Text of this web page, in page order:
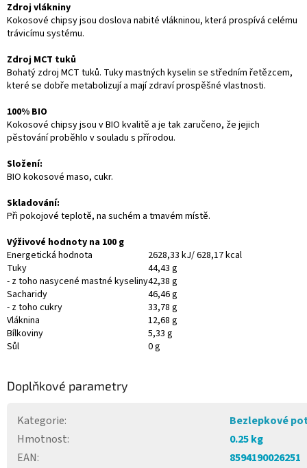
Zdroj vlákniny
Kokosové chipsy jsou doslova nabité vlákninou, která prospívá celému
trávicímu systému.
Zdroj MCT tuků
Bohatý zdroj MCT tuků. Tuky mastných kyselin se středním řetězcem,
které se dobře metabolizují a mají zdraví prospěšné vlastnosti.
100% BIO
Kokosové chipsy jsou v BIO kvalitě a je tak zaručeno, že jejich
pěstování proběhlo v souladu s přírodou.
Složení:
BIO kokosové maso, cukr.
Skladování:
Při pokojové teplotě, na suchém a tmavém místě.
Výživové hodnoty na 100 g
Energetická hodnota
2628,33 kJ/ 628,17 kcal
Tuky
44,43 g
- z toho nasycené mastné kyseliny42,38 g
Sacharidy
46,46 g
- z toho cukry
33,78 g
Vláknina
12,68 g
Bílkoviny
5,33 g
Sůl
0 g
Doplňkové parametry
Kategorie:
Bezlepkové
Hmotnost:
0.25 kg
EAN:
8594190026251